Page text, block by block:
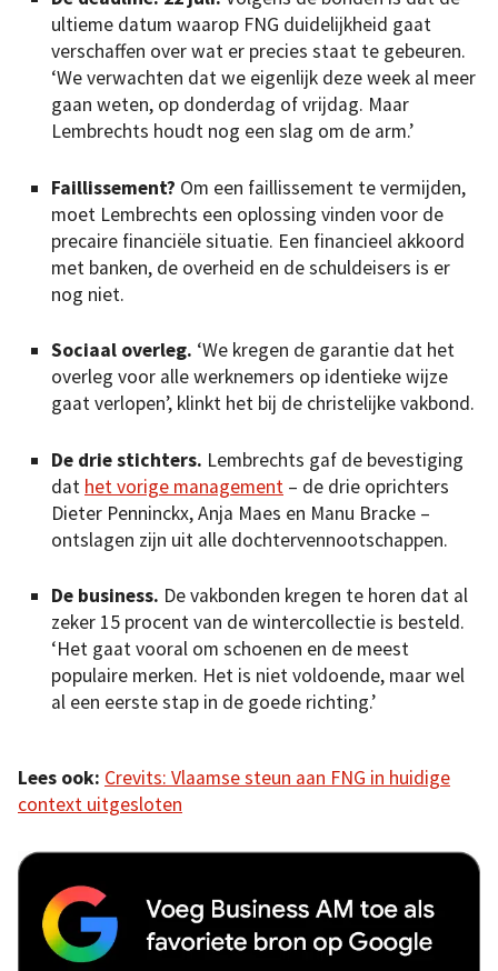
ultieme datum waarop FNG duidelijkheid gaat
verschaffen over wat er precies staat te gebeuren.
‘We verwachten dat we eigenlijk deze week al meer
gaan weten, op donderdag of vrijdag. Maar
Lembrechts houdt nog een slag om de arm.’
Faillissement? Om een faillissement te vermijden,
moet Lembrechts een oplossing vinden voor de
precaire financiële situatie. Een financieel akkoord
met banken, de overheid en de schuldeisers is er
nog niet.
Sociaal overleg. ‘We kregen de garantie dat het
overleg voor alle werknemers op identieke wijze
gaat verlopen’, klinkt het bij de christelijke vakbond.
De drie stichters. Lembrechts gaf de bevestiging
dat het vorige management – de drie oprichters
Dieter Penninckx, Anja Maes en Manu Bracke –
ontslagen zijn uit alle dochtervennootschappen.
De business. De vakbonden kregen te horen dat al
zeker 15 procent van de wintercollectie is besteld.
‘Het gaat vooral om schoenen en de meest
populaire merken. Het is niet voldoende, maar wel
al een eerste stap in de goede richting.’
Lees ook: Crevits: Vlaamse steun aan FNG in huidige
context uitgesloten